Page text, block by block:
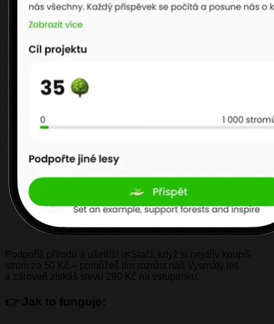
Podpoříš přírodu a ušetříš! 🌿Stačí, když si nejdřív koupíš
strom za 50 Kč – pomůžeš tím rozrůst náš Vysmátý les
a zároveň získáš slevu 290 Kč na vstupenku.
👉 Jak to funguje: